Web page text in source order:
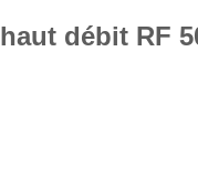
débit RF